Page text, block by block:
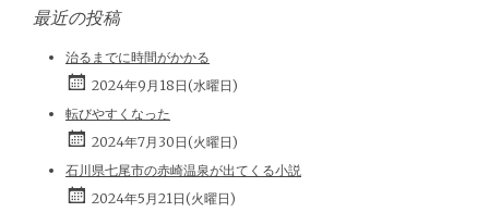
最近の投稿
治るまでに時間がかかる
2024年9月18日(水曜日)
転びやすくなった
2024年7月30日(火曜日)
石川県七尾市の赤崎温泉が出てくる小説
2024年5月21日(火曜日)